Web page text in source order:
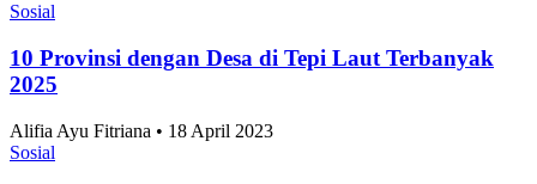
Sosial
10 Provinsi dengan Desa di Tepi Laut Terbanyak
2025
Alifia Ayu Fitriana • 18 April 2023
Sosial